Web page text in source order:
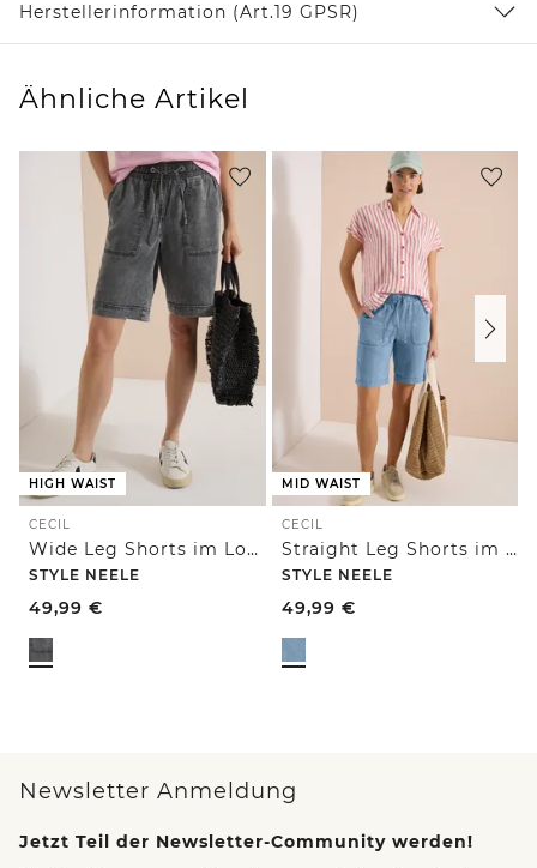
Herstellerinformation (Art.19 GPSR)
Ähnliche Artikel
HIGH WAIST
CECIL
Wide Leg Shorts im Loose Fit
STYLE NEELE
49,99 €
MID WAIST
CECIL
Straight Leg Shorts im Washed-Look
STYLE NEELE
49,99 €
Newsletter Anmeldung
Jetzt Teil der Newsletter-Community werden!